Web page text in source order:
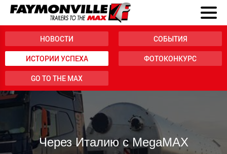
НОВОСТИ СОБЫТИЯ
ИСТОРИИ УСПЕХА ФОТОКОНКУРС
GO TO THE MAX
Через Италию с MegaMAX